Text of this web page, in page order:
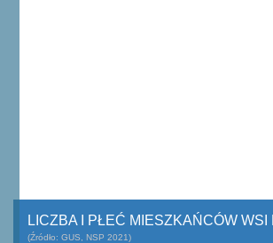
LICZBA I PŁEĆ MIESZKAŃCÓW WSI
(Źródło: GUS, NSP 2021)